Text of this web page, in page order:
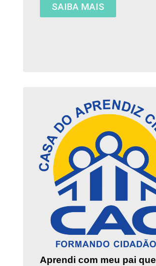
SAIBA MAIS
Aprendi com meu pai que